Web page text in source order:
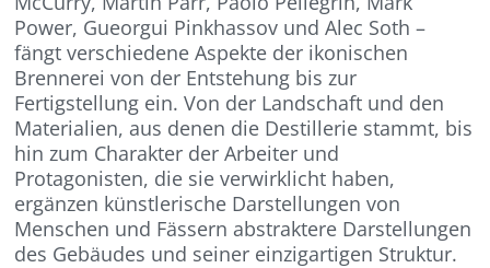
Power, Gueorgui Pinkhassov und Alec Soth –
fängt verschiedene Aspekte der ikonischen
Brennerei von der Entstehung bis zur
Fertigstellung ein. Von der Landschaft und den
Materialien, aus denen die Destillerie stammt, bis
hin zum Charakter der Arbeiter und
Protagonisten, die sie verwirklicht haben,
ergänzen künstlerische Darstellungen von
Menschen und Fässern abstraktere Darstellungen
des Gebäudes und seiner einzigartigen Struktur.